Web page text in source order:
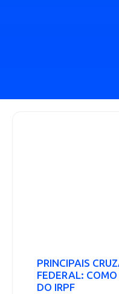
PRINCIPAIS
FEDERAL:
DO IRPF